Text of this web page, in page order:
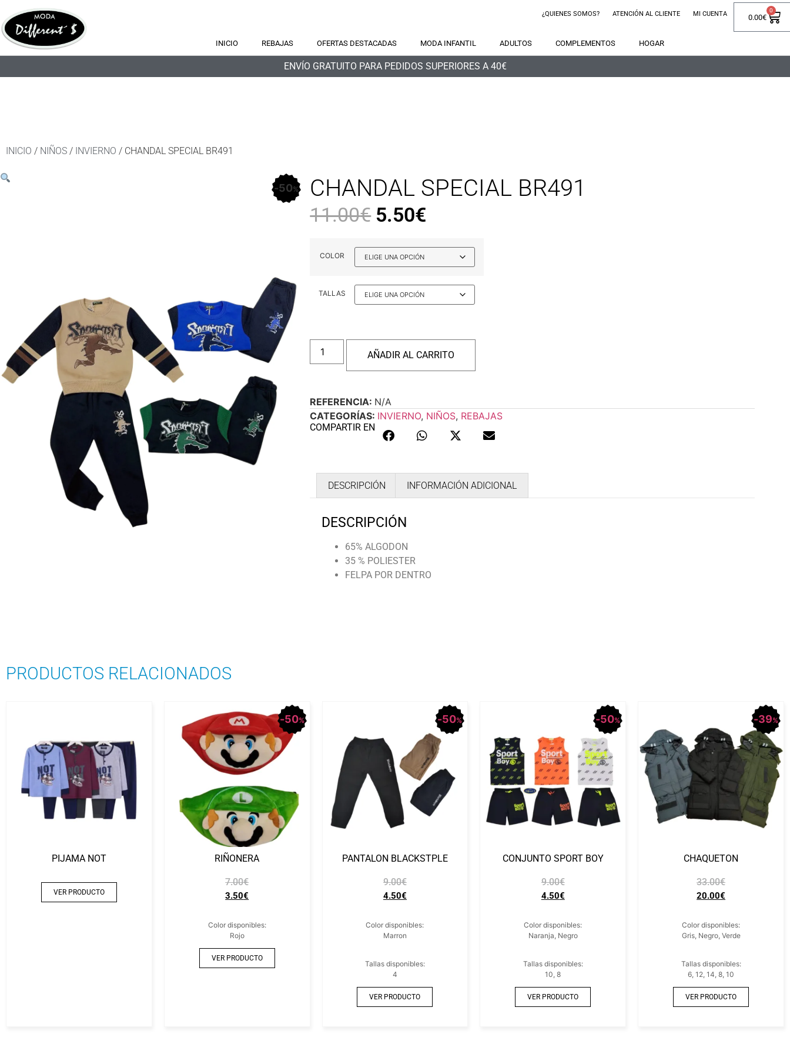
¿QUIENES SOMOS? ATENCIÓN AL CLIENTE MI CUENTA 0.00€
0
INICIO REBAJAS OFERTAS DESTACADAS MODA INFANTIL ADULTOS COMPLEMENTOS HOGAR
ENVÍO GRATUITO PARA PEDIDOS SUPERIORES A 40€
INICIO / NIÑOS / INVIERNO / CHANDAL SPECIAL BR491
50% CHANDAL SPECIAL BR491
11.00€ 5.50€
COLOR
TALLAS
AÑADIR AL CARRITO
REFERENCIA: N/A
CATEGORÍAS: INVIERNO, NIÑOS, REBAJAS
COMPARTIR EN
DESCRIPCIÓN INFORMACIÓN ADICIONAL
DESCRIPCIÓN
65% ALGODON
35 % POLIESTER
FELPA POR DENTRO
PRODUCTOS RELACIONADOS
PIJAMA NOT
VER PRODUCTO
50%
RIÑONERA
7.00€
3.50€
Color disponibles:
Rojo
VER PRODUCTO
50%
PANTALON BLACKSTPLE
9.00€
4.50€
Color disponibles:
Marron
Tallas disponibles:
4
VER PRODUCTO
50%
CONJUNTO SPORT BOY
9.00€
4.50€
Color disponibles:
Naranja, Negro
Tallas disponibles:
10, 8
VER PRODUCTO
39%
CHAQUETON
33.00€
20.00€
Color disponibles:
Gris, Negro, Verde
Tallas disponibles:
6, 12, 14, 8, 10
VER PRODUCTO